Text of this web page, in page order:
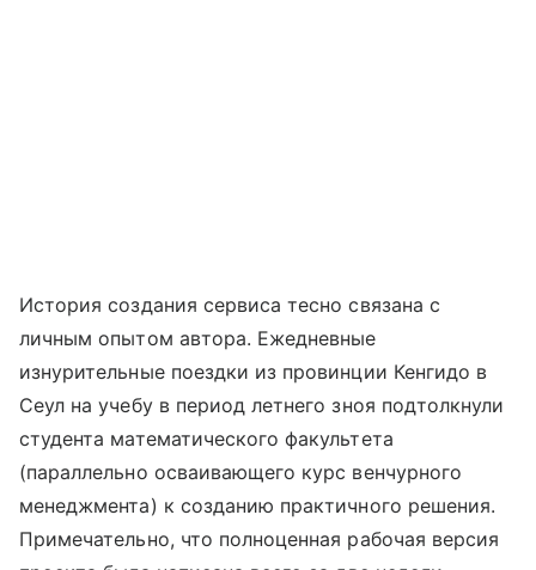
История создания сервиса тесно связана с
личным опытом автора. Ежедневные
изнурительные поездки из провинции Кенгидо в
Сеул на учебу в период летнего зноя подтолкнули
студента математического факультета
(параллельно осваивающего курс венчурного
менеджмента) к созданию практичного решения.
Примечательно, что полноценная рабочая версия